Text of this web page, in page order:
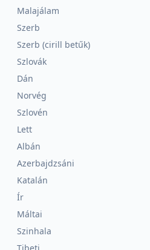
Malajálam
Szerb
Szerb (cirill betűk)
Szlovák
Dán
Norvég
Szlovén
Lett
Albán
Azerbajdzsáni
Katalán
Ír
Máltai
Szinhala